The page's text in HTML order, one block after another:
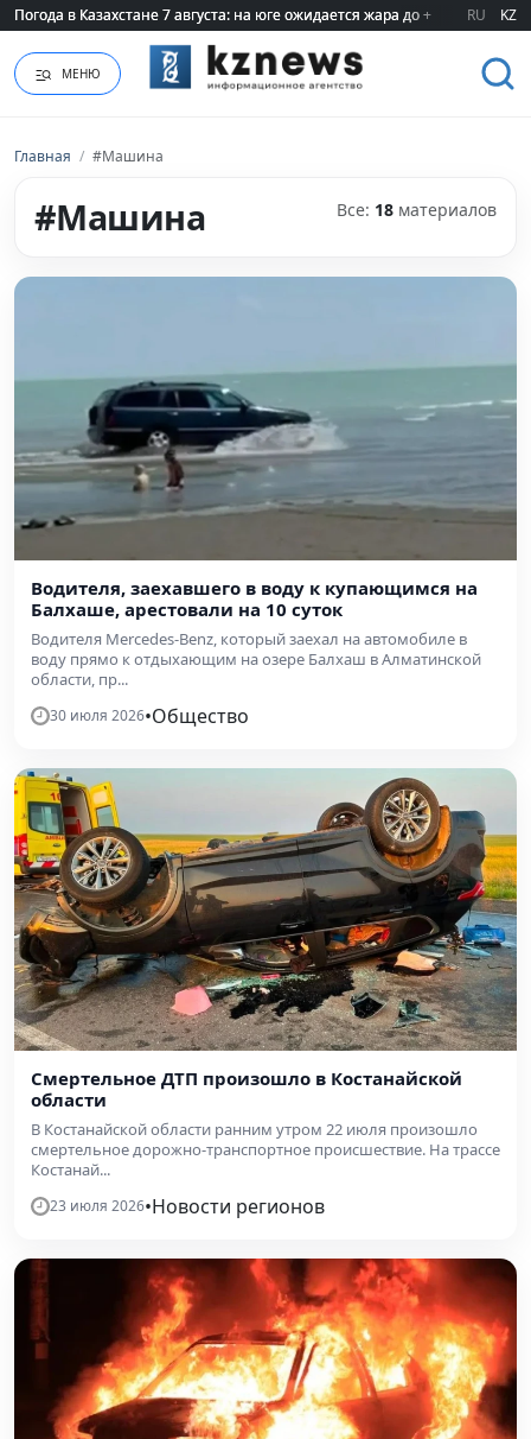
Владелец хозяйства, обвинивший пастуха, впервые выступил RU KZ
МЕНЮ
Главная / #Машина
#Машина Все: 18 материалов
Водителя, заехавшего в воду к купающимся на
Балхаше, арестовали на 10 суток
Водителя Mercedes-Benz, который заехал на автомобиле в
воду прямо к отдыхающим на озере Балхаш в Алматинской
области, пр...
30 июля 2026•Общество
Смертельное ДТП произошло в Костанайской
области
В Костанайской области ранним утром 22 июля произошло
смертельное дорожно-транспортное происшествие. На трассе
Костанай...
23 июля 2026•Новости регионов